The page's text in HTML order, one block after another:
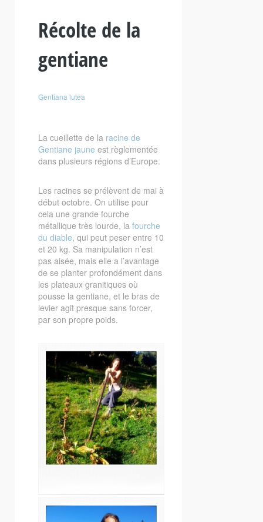
Récolte de la
gentiane
Gentiana lutea
La cueillette de la racine de
Gentiane jaune est règlementée
dans plusieurs régions d’Europe.
Les racines se prélèvent de mai à
début octobre. On utilise pour
cela une grande fourche
métallique très lourde, la fourche
du diable, qui peut peser entre 10
et 20 kg. Sa manipulation n’est
pas aisée, mais elle a l’avantage
de se planter profondément dans
les plateaux granitiques où
pousse la gentiane, et le bras de
levier agit presque sans forcer,
par son propre poids.